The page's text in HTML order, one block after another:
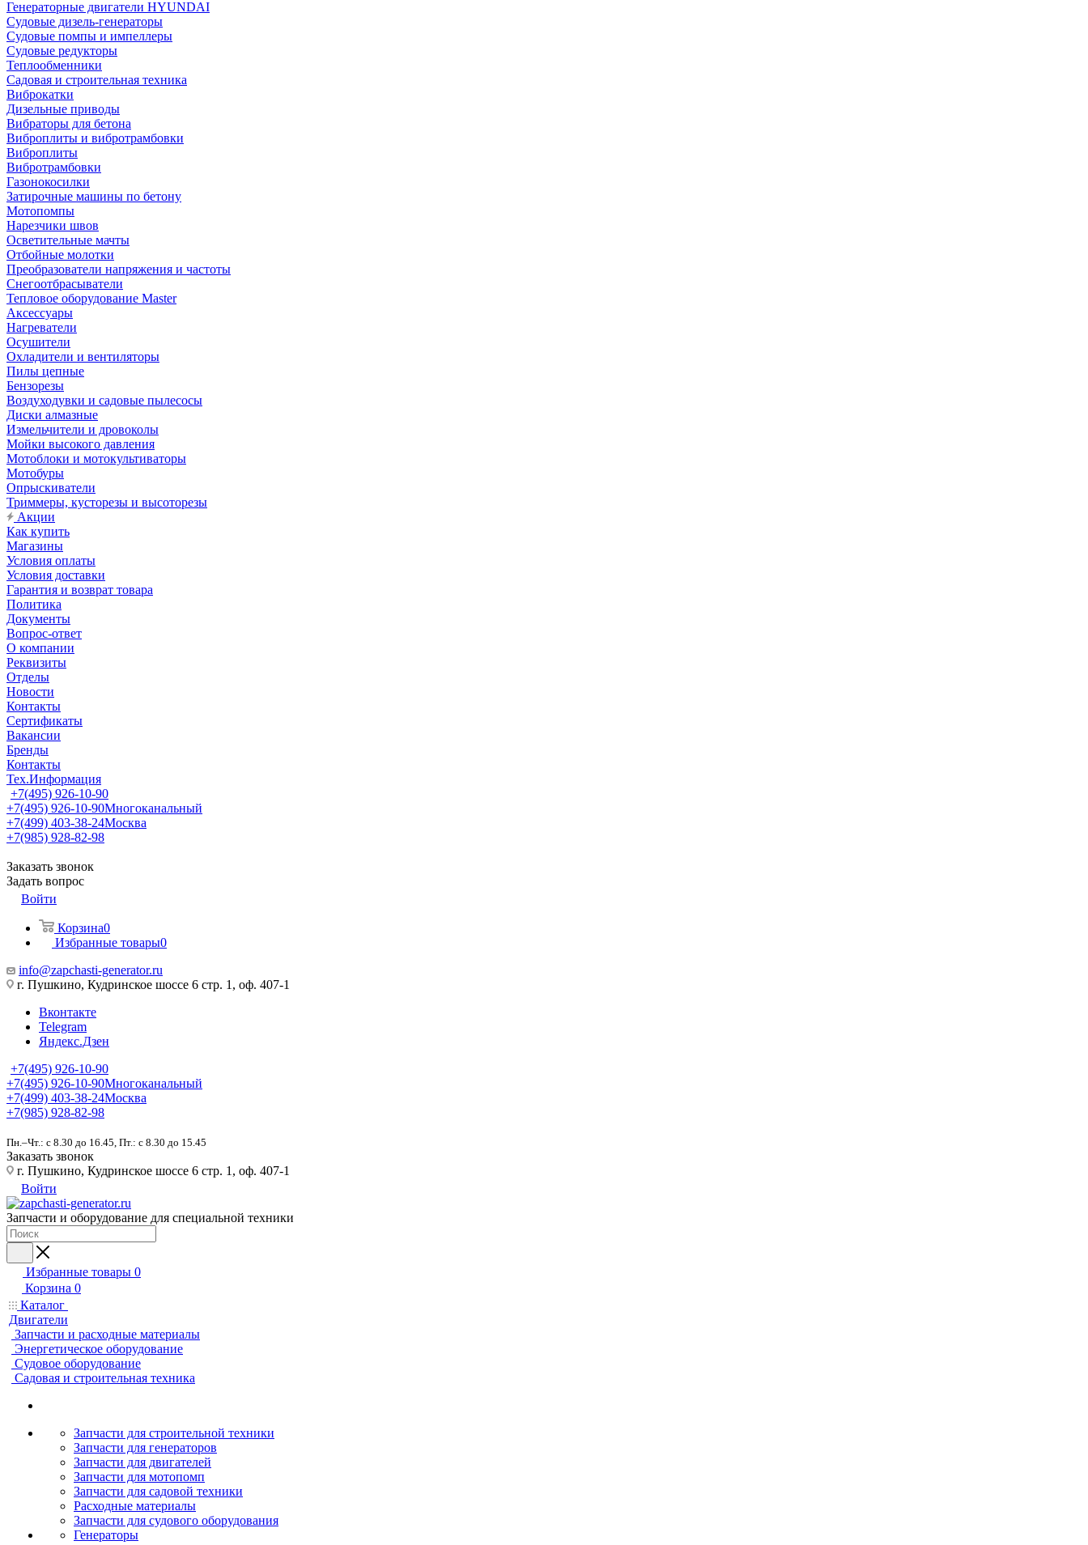
Генераторные двигатели HYUNDAI
Судовые дизель-генераторы
Судовые помпы и импеллеры
Судовые редукторы
Теплообменники
Садовая и строительная техника
Виброкатки
Дизельные приводы
Вибраторы для бетона
Виброплиты и вибротрамбовки
Виброплиты
Вибротрамбовки
Газонокосилки
Затирочные машины по бетону
Мотопомпы
Нарезчики швов
Осветительные мачты
Отбойные молотки
Преобразователи напряжения и частоты
Снегоотбрасыватели
Тепловое оборудование Master
Аксессуары
Нагреватели
Осушители
Охладители и вентиляторы
Пилы цепные
Бензорезы
Воздуходувки и садовые пылесосы
Диски алмазные
Измельчители и дровоколы
Мойки высокого давления
Мотоблоки и мотокультиваторы
Мотобуры
Опрыскиватели
Триммеры, кусторезы и высоторезы
Акции
Как купить
Магазины
Условия оплаты
Условия доставки
Гарантия и возврат товара
Политика
Документы
Вопрос-ответ
О компании
Реквизиты
Отделы
Новости
Контакты
Сертификаты
Вакансии
Бренды
Контакты
Тех.Информация
+7(495) 926-10-90
+7(495) 926-10-90Многоканальный
+7(499) 403-38-24Москва
+7(985) 928-82-98
Заказать звонок
Задать вопрос
Войти
Корзина0
Избранные товары0
info@zapchasti-generator.ru
г. Пушкино, Кудринское шоссе 6 стр. 1, оф. 407-1
Вконтакте
Telegram
Яндекс.Дзен
+7(495) 926-10-90
+7(495) 926-10-90Многоканальный
+7(499) 403-38-24Москва
+7(985) 928-82-98
Пн.–Чт.: с 8.30 до 16.45, Пт.: с 8.30 до 15.45
Заказать звонок
г. Пушкино, Кудринское шоссе 6 стр. 1, оф. 407-1
Войти
Запчасти и оборудование для специальной техники
Избранные товары 0
Корзина 0
Каталог
Двигатели
Запчасти и расходные материалы
Энергетическое оборудование
Судовое оборудование
Садовая и строительная техника
Запчасти для строительной техники
Запчасти для генераторов
Запчасти для двигателей
Запчасти для мотопомп
Запчасти для садовой техники
Расходные материалы
Запчасти для судового оборудования
Генераторы